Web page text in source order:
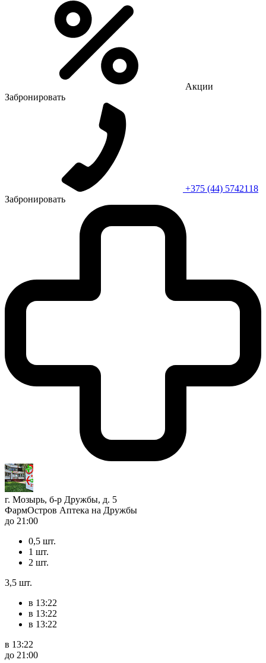
Акции
Забронировать
+375 (44) 5742118
Забронировать
г. Мозырь, б-р Дружбы, д. 5
ФармОстров Аптека на Дружбы
до 21:00
0,5 шт.
1 шт.
2 шт.
3,5 шт.
в 13:22
в 13:22
в 13:22
в 13:22
до 21:00